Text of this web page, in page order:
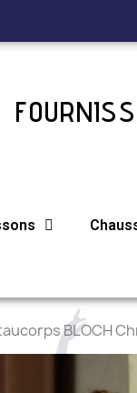
BLOCH